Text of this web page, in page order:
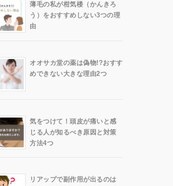
薄毛の私が柑気楼（かんきろ
う）をおすすめしない3つの理
由
オオサカ堂の薬は偽物!?おすす
めできない大きな理由2つ
気をつけて！頭皮が痛いと感
じる人が知るべき原因と対策
方法4つ
リアップで副作用が出るのは